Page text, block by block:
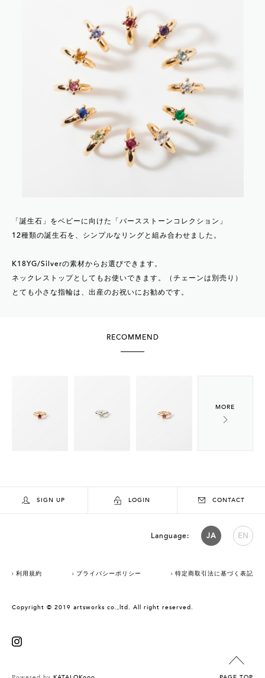
「誕生石」をベビーに向けた「バースストーンコレクション」
12種類の誕生石を、シンプルなリングと組み合わせました。
K18YG/Silverの素材からお選びできます。
ネックレストップとしてもお使いできます。（チェーンは別売り）
とても小さな指輪は、出産のお祝いにお勧めです。
RECOMMEND
SIGN UP LOGIN CONTACT
Language: JA EN
利用規約 プライバシーポリシー 特定商取引法に基づく表記
Copyright © 2019 artsworks co.,ltd. All right reserved.